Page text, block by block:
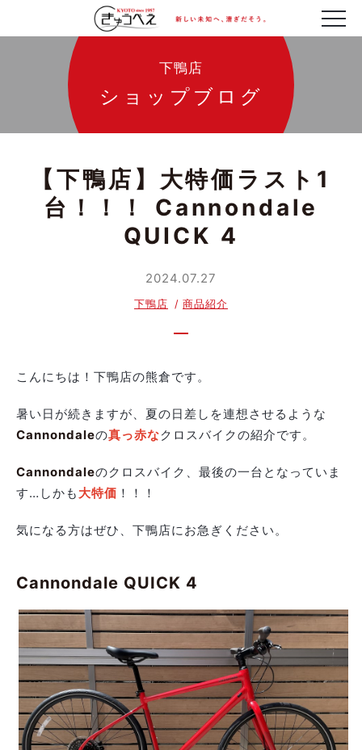
下鴨店
ショップブログ
【下鴨店】大特価ラスト1
台！！！ Cannondale
QUICK 4
2024.07.27
下鴨店 商品紹介
こんにちは！下鴨店の熊倉です。
暑い日が続きますが、夏の日差しを連想させるような
Cannondaleの真っ赤なクロスバイクの紹介です。
Cannondaleのクロスバイク、最後の一台となっていま
す…しかも 大特価 ！！！
気になる方はぜひ、下鴨店にお急ぎください。
Cannondale QUICK 4